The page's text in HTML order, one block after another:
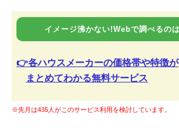
イメージ沸かない!Webで調べるの
👉各ハウスメーカーの価格帯や特徴が
まとめてわかる無料サービス
※先月は435人がこのサービス利用を検討しています。